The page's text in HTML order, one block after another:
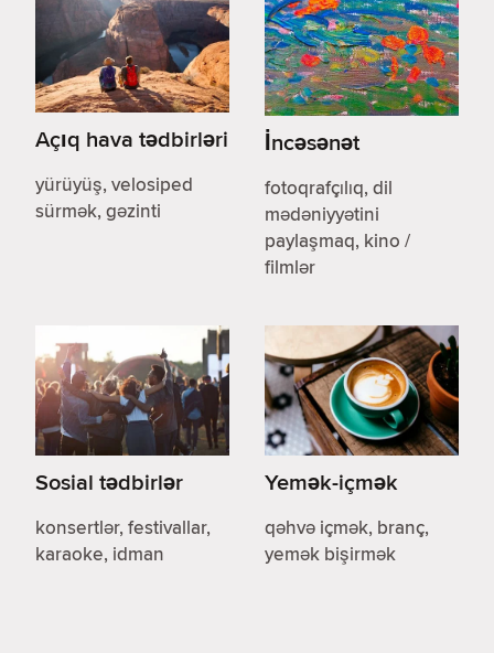
Açıq hava tədbirləri
yürüyüş, velosiped
sürmək, gəzinti
İncəsənət
fotoqrafçılıq, dil
mədəniyyətini
paylaşmaq, kino /
filmlər
Sosial tədbirlər
konsertlər, festivallar,
karaoke, idman
Yemək-içmək
qəhvə içmək, branç,
yemək bişirmək